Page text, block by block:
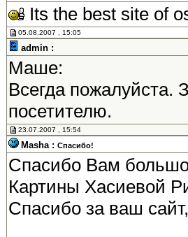
Its the best site of
05.08.2007 , 15:05
admin :
Маше:
Всегда
посетителю.
23.07.2007 , 15:54
Masha : Спасибо!
Спасибо Вам
Картины Хасиевой
Спасибо за ваш